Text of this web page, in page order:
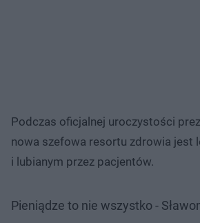
Podczas oficjalnej uroczystości
nowa szefowa resortu zdrowia jest
i lubianym przez pacjentów.
Pieniądze to nie wszystko -